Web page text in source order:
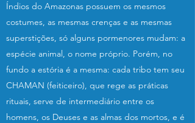
Índios do Amazonas possuem os mesmos
costumes, as mesmas crenças e as mesmas
superstições, só alguns pormenores mudam: a
espécie animal, o nome próprio. Porém, no
fundo a estória é a mesma: cada tribo tem seu
CHAMAN (feiticeiro), que rege as práticas
rituais, serve de intermediário entre os
homens, os Deuses e as almas dos mortos, e é